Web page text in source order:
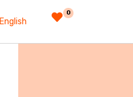
English
0